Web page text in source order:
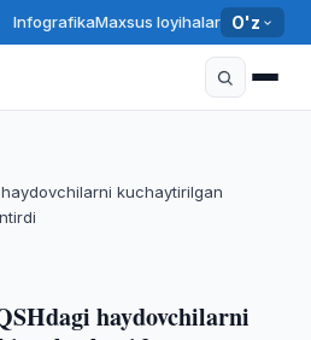
InfografikaMaxsus loyihalar O'z
haydovchilarni kuchaytirilgan
haydovchilarni